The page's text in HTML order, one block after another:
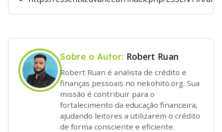
Sobre o Autor: Robert Ruan
Robert Ruan é analista de crédito e
finanças pessoais no nekohito.org. Sua
missão é contribuir para o
fortalecimento da educação financeira,
ajudando leitores a utilizarem o crédito
de forma consciente e eficiente.